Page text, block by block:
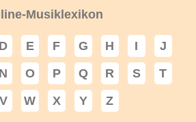
Musiklexikon
D E F G H I
J
N O P Q R S
T
V W X Y Z